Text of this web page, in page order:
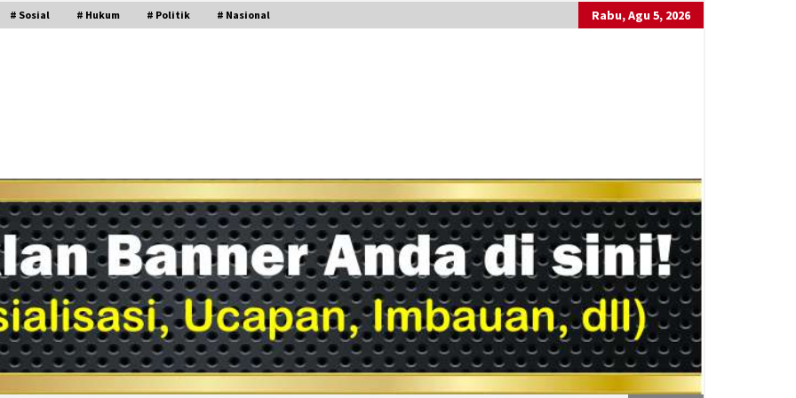
# Sosial # Hukum # Politik # Nasional Rabu, Agu 5, 2026